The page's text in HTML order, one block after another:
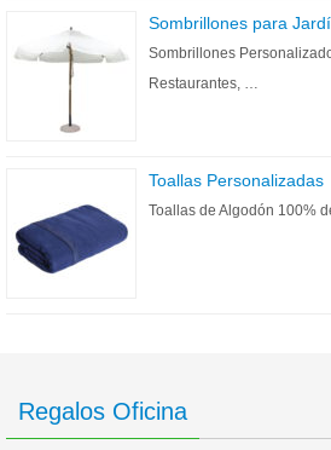
Sombrillones para
Sombrillones
Restaurantes, …
Toallas Personalizadas
Toallas de Algodón 100%
Regalos Oficina